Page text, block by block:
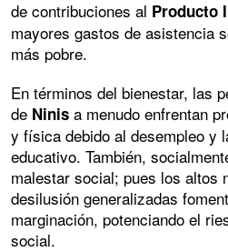
de contribuciones al Producto
mayores gastos de asistencia
más pobre.
En términos del bienestar, las
de Ninis a menudo enfrentan
y física debido al desempleo y
educativo. También,
malestar social; pues los altos
desilusión generalizadas
marginación, potenciando el
social.